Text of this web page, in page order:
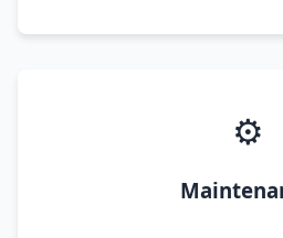
⚙️